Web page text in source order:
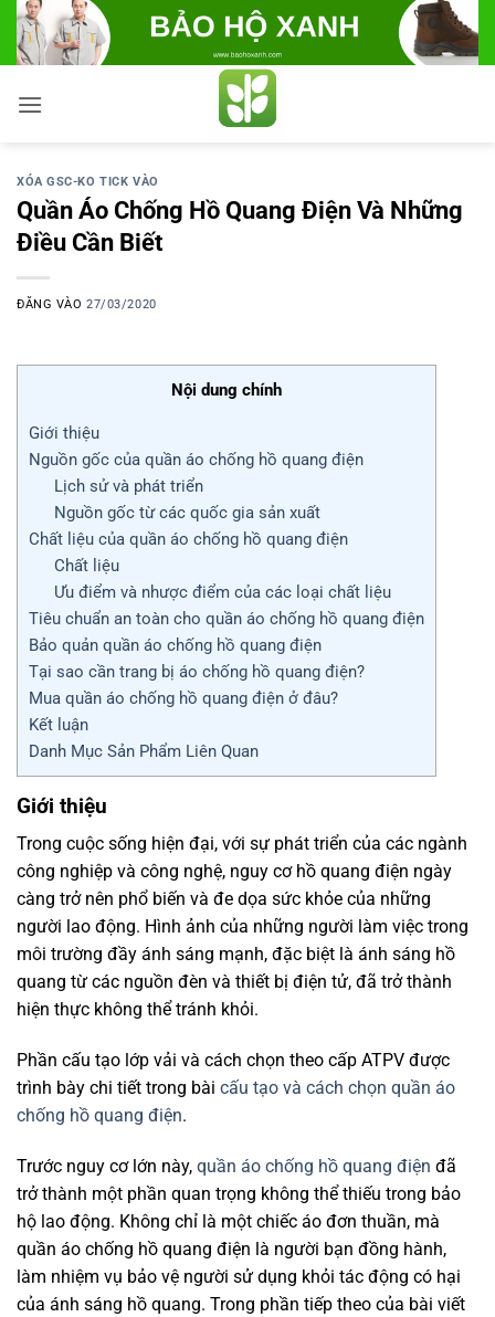
Bỏ
qua
nội
dung
XÓA GSC-KO TICK VÀO
Quần Áo Chống Hồ Quang Điện Và Những
Điều Cần Biết
ĐĂNG VÀO27/03/2020
Nội dung chính
Giới thiệu
Nguồn gốc của quần áo chống hồ quang điện
Lịch sử và phát triển
Nguồn gốc từ các quốc gia sản xuất
Chất liệu của quần áo chống hồ quang điện
Chất liệu
Ưu điểm và nhược điểm của các loại chất liệu
Tiêu chuẩn an toàn cho quần áo chống hồ quang điện
Bảo quản quần áo chống hồ quang điện
Tại sao cần trang bị áo chống hồ quang điện?
Mua quần áo chống hồ quang điện ở đâu?
Kết luận
Danh Mục Sản Phẩm Liên Quan
Giới thiệu
Trong cuộc sống hiện đại, với sự phát triển của các ngành
công nghiệp và công nghệ, nguy cơ hồ quang điện ngày
càng trở nên phổ biến và đe dọa sức khỏe của những
người lao động. Hình ảnh của những người làm việc trong
môi trường đầy ánh sáng mạnh, đặc biệt là ánh sáng hồ
quang từ các nguồn đèn và thiết bị điện tử, đã trở thành
hiện thực không thể tránh khỏi.
Phần cấu tạo lớp vải và cách chọn theo cấp ATPV được
trình bày chi tiết trong bài cấu tạo và cách chọn quần áo
chống hồ quang điện.
Trước nguy cơ lớn này, quần áo chống hồ quang điện đã
trở thành một phần quan trọng không thể thiếu trong bảo
hộ lao động. Không chỉ là một chiếc áo đơn thuần, mà
quần áo chống hồ quang điện là người bạn đồng hành,
làm nhiệm vụ bảo vệ người sử dụng khỏi tác động có hại
của ánh sáng hồ quang. Trong phần tiếp theo của bài viết